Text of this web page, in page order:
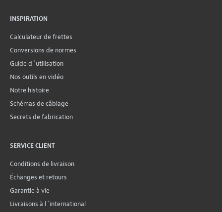
INSPIRATION
Calculateur de frettes
Conversions de normes
Guide d´utilisation
Nos outils en vidéo
Notre histoire
Schémas de câblage
Secrets de fabrication
SERVICE CLIENT
Conditions de livraison
Échanges et retours
Garantie à vie
Livraisons à l´international